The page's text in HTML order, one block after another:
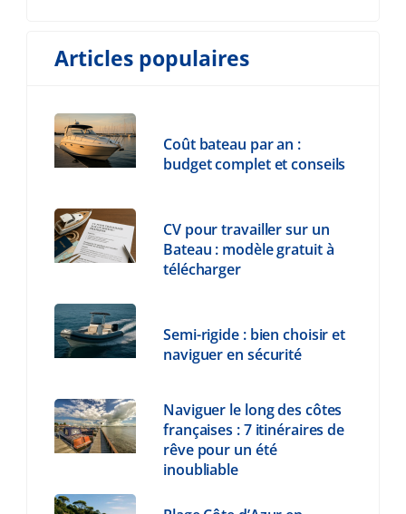
Articles populaires
Coût bateau par an :
budget complet et conseils
CV pour travailler sur un
Bateau : modèle gratuit à
télécharger
Semi-rigide : bien choisir et
naviguer en sécurité
Naviguer le long des côtes
françaises : 7 itinéraires de
rêve pour un été
inoubliable